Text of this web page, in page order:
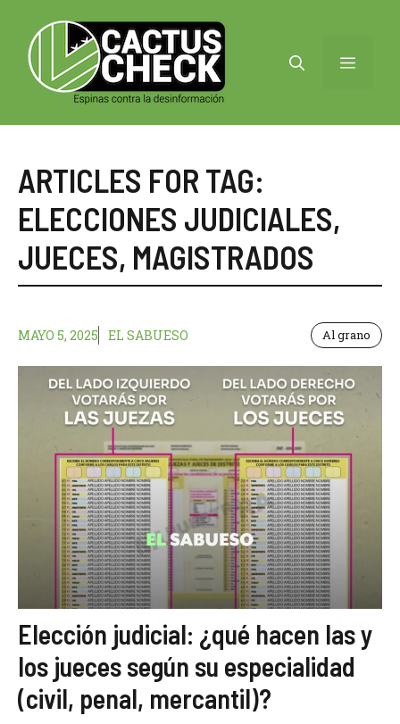
contenido
MENÚ
ARTICLES FOR TAG:
ELECCIONES JUDICIALES,
JUECES, MAGISTRADOS
MAYO 5, 2025 EL SABUESO Al grano
Elección judicial: ¿qué hacen las y
los jueces según su especialidad
(civil, penal, mercantil)?